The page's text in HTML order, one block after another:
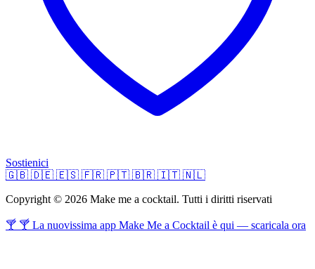
Sostienici
🇬🇧 🇩🇪 🇪🇸 🇫🇷 🇵🇹 🇧🇷 🇮🇹 🇳🇱
Copyright © 2026 Make me a cocktail. Tutti i diritti riservati
🍸 🍸 La nuovissima app Make Me a Cocktail è qui — scaricala ora